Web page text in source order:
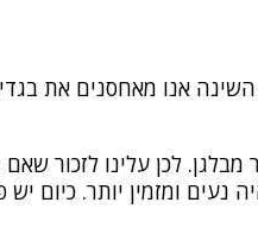
אנו מאחסנים את
לכן עלינו לזכור
ומזמין יותר. כיום יש